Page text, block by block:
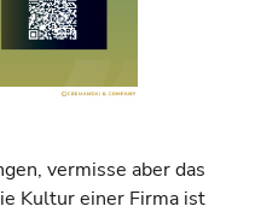
vermisse aber das
Kultur einer Firma ist